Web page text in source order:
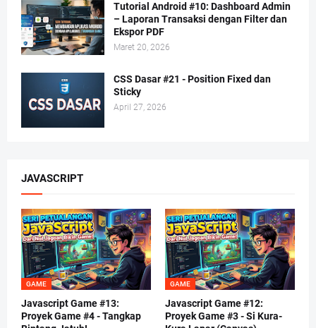
Tutorial Android #10: Dashboard Admin
– Laporan Transaksi dengan Filter dan
Ekspor PDF
Maret 20, 2026
CSS Dasar #21 - Position Fixed dan
Sticky
April 27, 2026
JAVASCRIPT
GAME
Javascript Game #13:
Proyek Game #4 - Tangkap
GAME
Javascript Game #12:
Proyek Game #3 - Si Kura-